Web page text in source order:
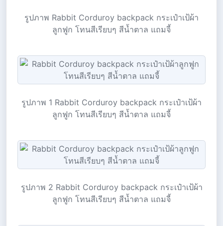
รูปภาพ Rabbit Corduroy backpack กระเป๋าเป้ผ้า
ลูกฟูก โทนสีเรียบๆ สีน้ำตาล แถมจี้
รูปภาพ 1 Rabbit Corduroy backpack กระเป๋าเป้ผ้า
ลูกฟูก โทนสีเรียบๆ สีน้ำตาล แถมจี้
รูปภาพ 2 Rabbit Corduroy backpack กระเป๋าเป้ผ้า
ลูกฟูก โทนสีเรียบๆ สีน้ำตาล แถมจี้